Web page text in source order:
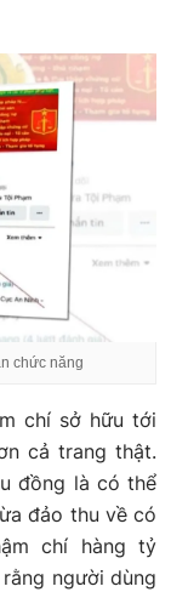
chức năng
chí sở hữu tới
cả trang thật.
đồng là có thể
đảo thu về có
chí hàng tỷ
người dùng